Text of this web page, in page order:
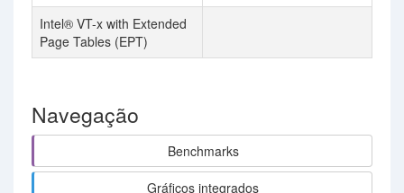
Intel® VT-x with Extended
Page Tables (EPT)
Navegação
Benchmarks
Gráficos integrados